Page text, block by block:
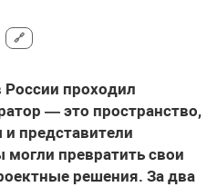
🔗
России проходил
— это пространство,
и представители
превратить свои
решения. За два